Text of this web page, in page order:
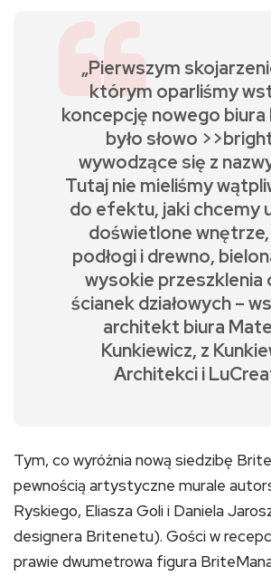
„Pierwszym
którym oparliśmy
koncepcję nowego
było słowo
wywodzące się z
Tutaj nie mieliśmy
do efektu, jaki chcemy
doświetlone wnętrze,
podłogi i drewno,
wysokie przeszklenia
ścianek działowych –
architekt biura
Kunkiewicz, z
Architekci i
Tym, co wyróżnia nową siedzibę
pewnością artystyczne murale
Ryskiego, Eliasza Goli i Daniela
designera Britenetu). Gości w
prawie dwumetrowa figura